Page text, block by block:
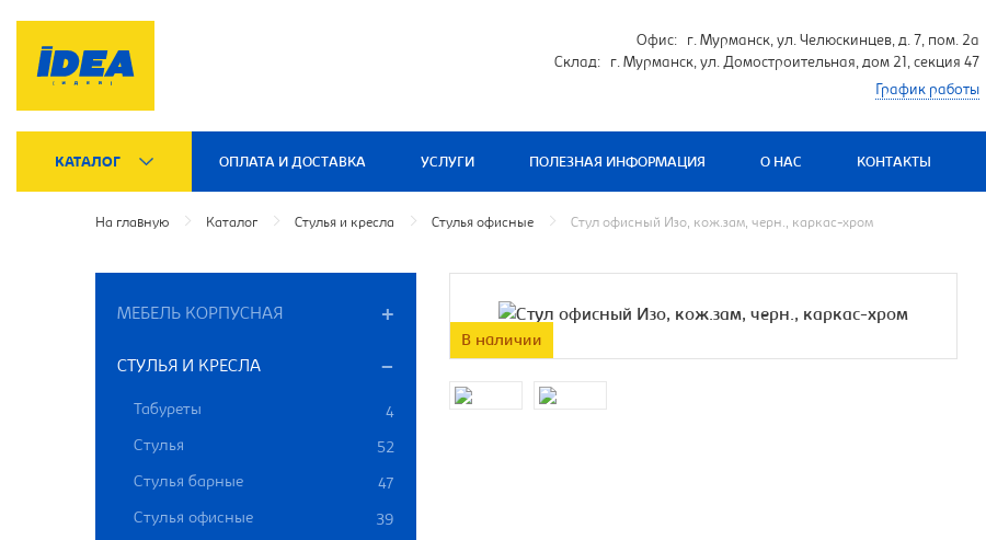
Офис: г. Мурманск, ул. Челюскинцев, д. 7, пом. 2а
Склад: г. Мурманск, ул. Домостроительная, дом 21, секция 47
График работы
КАТАЛОГ ОПЛАТА И ДОСТАВКА УСЛУГИ ПОЛЕЗНАЯ ИНФОРМАЦИЯ О НАС КОНТАКТЫ
На главную Каталог Стулья и кресла Стулья офисные Стул офисный Изо, кож.зам, черн., каркас-хром
МЕБЕЛЬ КОРПУСНАЯ
СТУЛЬЯ И КРЕСЛА
Табуреты
4
Стулья
52
Стулья барные 47
Стулья офисные 39
В наличии